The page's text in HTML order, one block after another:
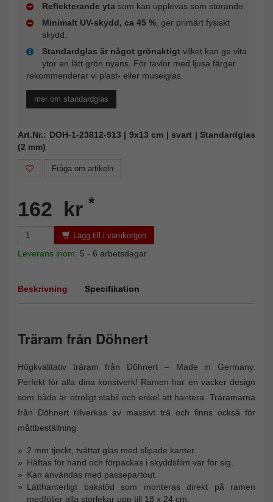
Reflekterande yta som kan upplevas som störande.
Minimalt UV-skydd, ca 45 % , ger primärt fysiskt
skydd.
Standardglas är något grönaktigt vilket kan ge vita
ytor en lätt grön nyans. För tavlor med ljusa färger
rekommenderar vi plast- eller museiglas.
mer om standardglas
Art.Nr.: DOH-1-23812-913 | 9x13 cm | svart | Standardglas
(2 mm)
Fråga om artikeln
162 kr *
Lägg till i varukorgen
Leverans inom: 5 - 6 arbetsdagar
Beskrivning Specifikation
Träram från Döhnert
Högkvalitativ träram från Döhnert – Made in Germany.
Perfekt för alla dina konstverk! Ramen har en vacker design
som både är otroligt stabil och enkel att hantera. Träramarna
från Döhnert tillverkas av massivt trä och finns också för
måttbeställning.
2 mm tjockt, tvättat glas med slipade kanter.
Häftas för hand och förpackas i skyddsfilm var för sig.
Kan användas med passepartout.
Lätthanterligt bakstöd som monteras direkt på ramen
medföljer alla storlekar upp till 18 x 24 cm.